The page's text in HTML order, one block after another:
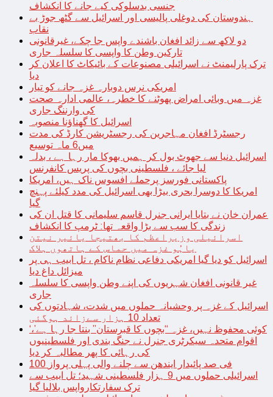
جنسی بدسلوکی کیے جانے کا انکشاف
ہندوستان کی دوغلی پالیسی اور اسرائیل سے گٹھ جوڑ بے
نقاب
دو لاکھ سے زائد افغان باشندے واپس جا چکے، غیرقانونی
تارکین وطن کا واپسی کا سلسلہ جاری
ترک پارلیمنٹ نے اسرائیلی مصنوعات کے بائیکاٹ کا اعلان کر
دیا
امریکی نرس دوبارہ غزہ جانے کو تیار
غزہ میں وبائی امراض پھوٹنے کا خطرہ، عالمی ادارہ صحت
کی وارننگ جاری
اسرائیل کا گھناؤنا منصوبہ
رجسٹرڈ افغان مہاجرین کی رجسٹریشن کارڈ کی مدت
میں6 ماہ توسیع
اسرائیل دنیا سے جھوٹ بول کر ہمیں بھوکا مار رہا ہے ، بدلہ
لیا جائے ، فلسطینی بچوں کی پریس کانفرنس
پاکستانی فورسز پرحملے افسوس ناک ہیں، امریکا
امریکا کا دوسرا بحری بیڑا بھی اسرائیل کی مدد کیلئے پہنچ
گیا
عمران خان نے بتایا ایرانی جنرل قاسم سلیمانی کا قتل ان کی
زندگی کا سب سے بڑا واقعہ تھا: ٹرمپ کا انکشاف
اسرائیلی وزیراعظم کا بھتیجا یائیر نیتن
یاہُو غزہ میں حماس کے ہاتھوں ہلاک
اسرائیل کو دیا گیا امریکی دفاعی نظام ناکام ، تل ابیب ہی پر
میزائل داغ دیا
غیر قانونی افغان شہریوں کی اپنے وطن واپسی کا سلسلہ
جاری
اسرائیل کے غزہ پر وحشیانہ حملوں میں شدت، شہادتوں کی
تعداد 10 ہزار سےزائد ہوگئی
‘کوئی محفوظ نہیں، غزہ “بچوں کا قبرستان” بنتا جا رہا ہے’،
اقوام متحدہ سیکرٹری جنرل نے جنگ بندی اور فلسطینیوں
کی رہائی کا پھر مطالبہ کر دیا
100 فی صد پائیدار ایندھن سے چلنے والی پہلی پرواز
اسرائیلی حملوں میں 9 ہزار فلسطینی شہید؛ تل ابیب سے
ترک سفارتکارواپس بلالیا گیا